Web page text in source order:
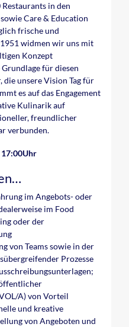
in den
Care & Education
frische und
widmen wir uns mit
Konzept
Grundlage für diesen
unsere Vision Tag für
es auf das Engagement
Kulinarik auf
freundlicher
verbunden.
17:00Uhr
im Angebots- oder
im Food
oder der
von Teams sowie in der
Prozesse
A) von Vorteil
und kreative
von Angeboten und